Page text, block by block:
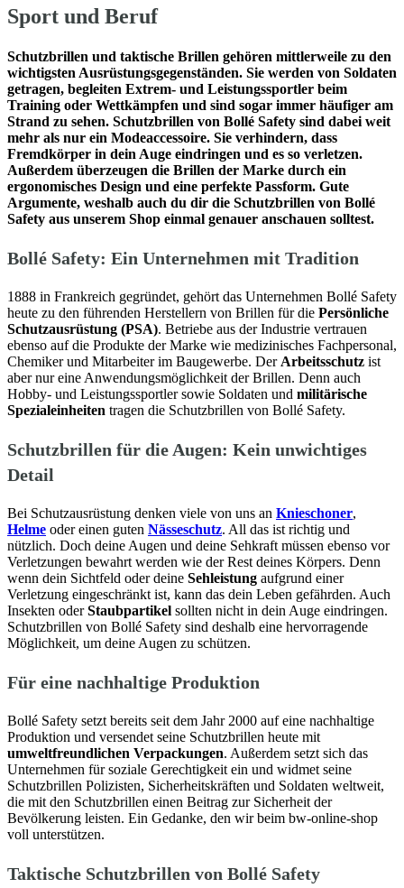
Sport und Beruf
Schutzbrillen und taktische Brillen gehören mittlerweile zu den
wichtigsten Ausrüstungsgegenständen. Sie werden von Soldaten
getragen, begleiten Extrem- und Leistungssportler beim
Training oder Wettkämpfen und sind sogar immer häufiger am
Strand zu sehen. Schutzbrillen von Bollé Safety sind dabei weit
mehr als nur ein Modeaccessoire. Sie verhindern, dass
Fremdkörper in dein Auge eindringen und es so verletzen.
Außerdem überzeugen die Brillen der Marke durch ein
ergonomisches Design und eine perfekte Passform. Gute
Argumente, weshalb auch du dir die Schutzbrillen von Bollé
Safety aus unserem Shop einmal genauer anschauen solltest.
Bollé Safety: Ein Unternehmen mit Tradition
1888 in Frankreich gegründet, gehört das Unternehmen Bollé Safety
heute zu den führenden Herstellern von Brillen für die Persönliche
Schutzausrüstung (PSA). Betriebe aus der Industrie vertrauen
ebenso auf die Produkte der Marke wie medizinisches Fachpersonal,
Chemiker und Mitarbeiter im Baugewerbe. Der Arbeitsschutz ist
aber nur eine Anwendungsmöglichkeit der Brillen. Denn auch
Hobby- und Leistungssportler sowie Soldaten und militärische
Spezialeinheiten tragen die Schutzbrillen von Bollé Safety.
Schutzbrillen für die Augen: Kein unwichtiges
Detail
Bei Schutzausrüstung denken viele von uns an Knieschoner,
Helme oder einen guten Nässeschutz. All das ist richtig und
nützlich. Doch deine Augen und deine Sehkraft müssen ebenso vor
Verletzungen bewahrt werden wie der Rest deines Körpers. Denn
wenn dein Sichtfeld oder deine Sehleistung aufgrund einer
Verletzung eingeschränkt ist, kann das dein Leben gefährden. Auch
Insekten oderStaubpartikel sollten nicht in dein Auge eindringen.
Schutzbrillen von Bollé Safety sind deshalb eine hervorragende
Möglichkeit, um deine Augen zu schützen.
Für eine nachhaltige Produktion
Bollé Safety setzt bereits seit dem Jahr 2000 auf eine nachhaltige
Produktion und versendet seine Schutzbrillen heute mit
umweltfreundlichen Verpackungen. Außerdem setzt sich das
Unternehmen für soziale Gerechtigkeit ein und widmet seine
Schutzbrillen Polizisten, Sicherheitskräften und Soldaten weltweit,
die mit den Schutzbrillen einen Beitrag zur Sicherheit der
Bevölkerung leisten. Ein Gedanke, den wir beim bw-online-shop
voll unterstützen.
Taktische Schutzbrillen von Bollé Safety